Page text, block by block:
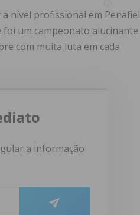
nível profissional em Penafiel
foi um campeonato alucinante
com muita luta em cada
a informação